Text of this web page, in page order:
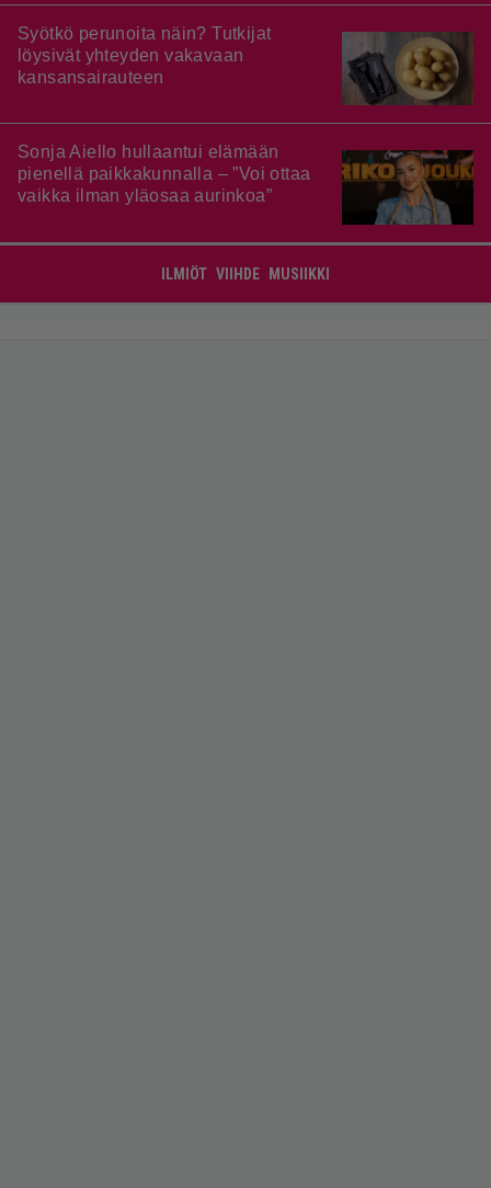
Syötkö perunoita näin? Tutkijat
löysivät yhteyden vakavaan
kansansairauteen
Sonja Aiello hullaantui elämään
pienellä paikkakunnalla – ”Voi ottaa
vaikka ilman yläosaa aurinkoa”
ILMIÖT VIIHDE MUSIIKKI